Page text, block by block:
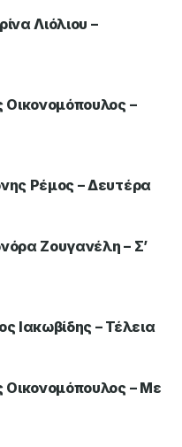
Λιόλιου –
Οικονομόπουλος –
Ρέμος – Δευτέρα
Ζουγανέλη – Σ’
Ιακωβίδης – Τέλεια
Οικονομόπουλος – Με